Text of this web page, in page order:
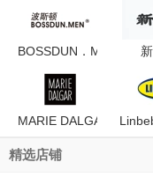
BOSSDUN．MEN/波斯
MARIE DALGAR/玛丽
精选店铺